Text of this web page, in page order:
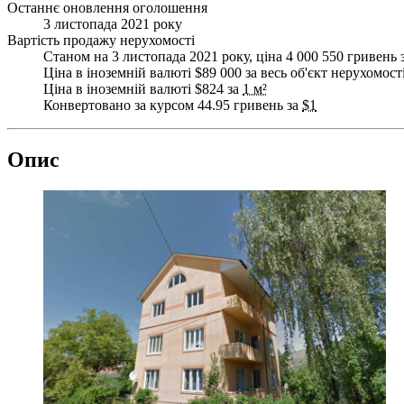
Останнє оновлення оголошення
3 листопада 2021 року
Вартість продажу нерухомості
Станом на 3 листопада 2021 року, ціна 4 000 550 гривень
Ціна в іноземній валюті $89 000 за весь об'єкт нерухомості
Ціна в іноземній валюті $824 за 1 м²
Конвертовано за курсом 44.95 гривень за $1
Опис